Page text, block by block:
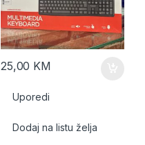
25,00 KM
Uporedi
Dodaj na listu želja